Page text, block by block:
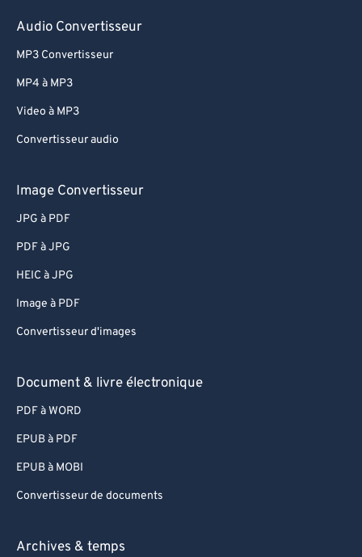
Audio Convertisseur
MP3 Convertisseur
MP4 à MP3
Video à MP3
Convertisseur audio
Image Convertisseur
JPG à PDF
PDF à JPG
HEIC à JPG
Image à PDF
Convertisseur d'images
Document & livre électronique
PDF à WORD
EPUB à PDF
EPUB à MOBI
Convertisseur de documents
Archives & temps